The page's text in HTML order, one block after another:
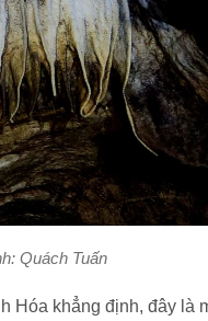
Quách Tuấn
Hóa khẳng định, đây là